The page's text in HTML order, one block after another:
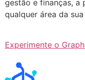
gestão e finanças, a
qualquer área da
Experimente o